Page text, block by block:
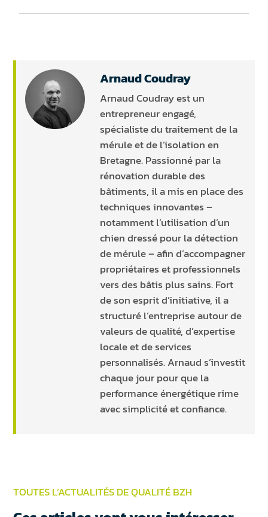
Arnaud Coudray
Arnaud Coudray est un
entrepreneur engagé,
spécialiste du traitement de la
mérule et de l’isolation en
Bretagne. Passionné par la
rénovation durable des
bâtiments, il a mis en place des
techniques innovantes –
notamment l’utilisation d’un
chien dressé pour la détection
de mérule – afin d’accompagner
propriétaires et professionnels
vers des bâtis plus sains. Fort
de son esprit d’initiative, il a
structuré l’entreprise autour de
valeurs de qualité, d’expertise
locale et de services
personnalisés. Arnaud s’investit
chaque jour pour que la
performance énergétique rime
avec simplicité et confiance.
TOUTES L’ACTUALITÉS DE QUALITÉ BZH